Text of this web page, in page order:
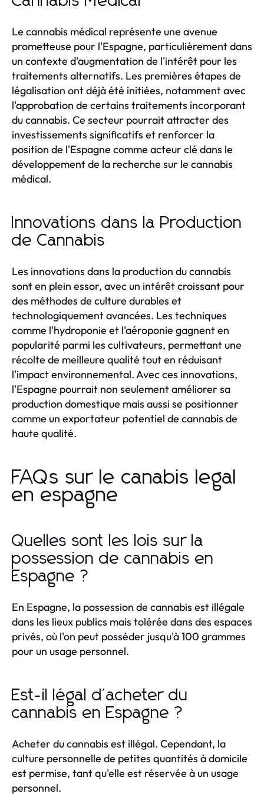
Le cannabis médical représente une avenue
prometteuse pour l'Espagne, particulièrement dans
un contexte d'augmentation de l'intérêt pour les
traitements alternatifs. Les premières étapes de
légalisation ont déjà été initiées, notamment avec
l'approbation de certains traitements incorporant
du cannabis. Ce secteur pourrait attracter des
investissements significatifs et renforcer la
position de l'Espagne comme acteur clé dans le
développement de la recherche sur le cannabis
médical.
Innovations dans la Production
de Cannabis
Les innovations dans la production du cannabis
sont en plein essor, avec un intérêt croissant pour
des méthodes de culture durables et
technologiquement avancées. Les techniques
comme l'hydroponie et l'aéroponie gagnent en
popularité parmi les cultivateurs, permettant une
récolte de meilleure qualité tout en réduisant
l'impact environnemental. Avec ces innovations,
l'Espagne pourrait non seulement améliorer sa
production domestique mais aussi se positionner
comme un exportateur potentiel de cannabis de
haute qualité.
FAQs sur le canabis legal
en espagne
Quelles sont les lois sur la
possession de cannabis en
Espagne ?
En Espagne, la possession de cannabis est illégale
dans les lieux publics mais tolérée dans des espaces
privés, où l'on peut posséder jusqu'à 100 grammes
pour un usage personnel.
Est-il légal d'acheter du
cannabis en Espagne ?
Acheter du cannabis est illégal. Cependant, la
culture personnelle de petites quantités à domicile
est permise, tant qu'elle est réservée à un usage
personnel.